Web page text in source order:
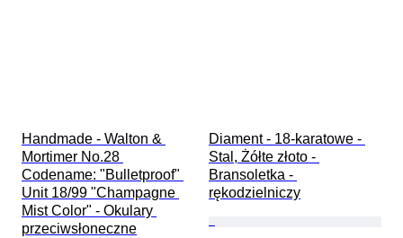
Handmade - Walton &
Mortimer No.28
Codename: "Bulletproof"
Unit 18/99 "Champagne
Mist Color" - Okulary
przeciwsłoneczne
Diament - 18-karatowe -
Stal, Żółte złoto -
Bransoletka -
rękodzielniczy